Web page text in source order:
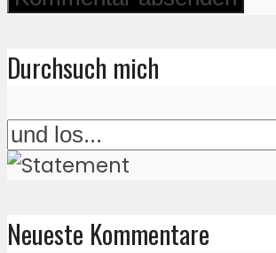
Durchsuch mich
Neueste Kommentare